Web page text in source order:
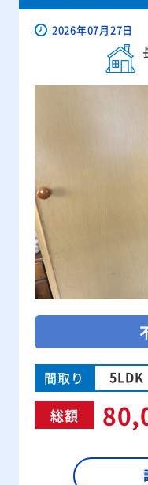
2026年07月27日
間取り 5LDK
総額